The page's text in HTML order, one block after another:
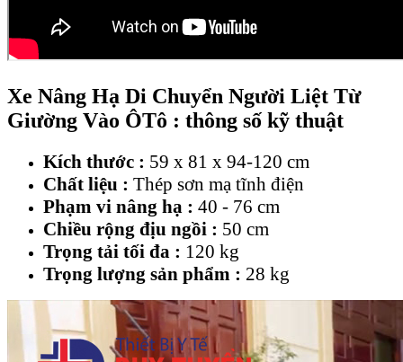
Xe Nâng Hạ Di Chuyển Người Liệt Từ
Giường Vào ÔTô : thông số kỹ thuật
Kích thước : 59 x 81 x 94-120 cm
Chất liệu : Thép sơn mạ tĩnh điện
Phạm vi nâng hạ : 40 - 76 cm
Chiều rộng địu ngồi : 50 cm
Trọng tải tối đa : 120 kg
Trọng lượng sản phẩm : 28 kg